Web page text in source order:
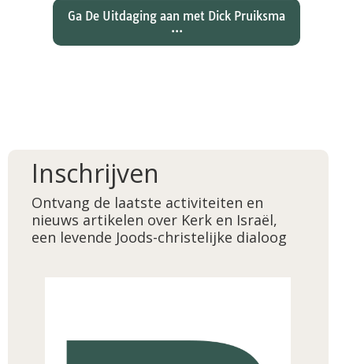
Ga De Uitdaging aan met Dick Pruiksma
...
Inschrijven
Ontvang de laatste activiteiten en
nieuws artikelen over Kerk en Israël,
een levende Joods-christelijke dialoog